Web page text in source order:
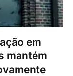
em
mantém